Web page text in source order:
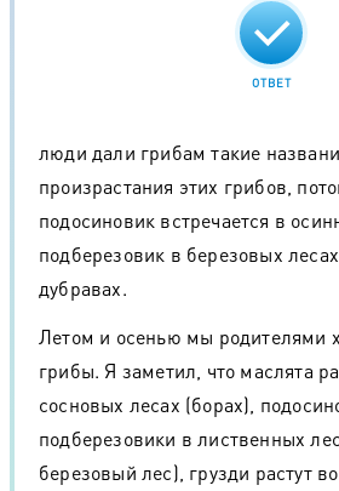
ОТВЕТ
люди дали грибам такие
произрастания этих грибов,
подосиновик встречается в
подберезовик в березовых
дубравах.
Летом и осенью мы родителями
грибы. Я заметил, что маслята
сосновых лесах (борах),
подберезовики в лиственных
березовый лес), грузди растут